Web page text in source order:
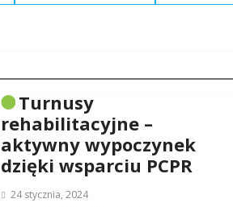
Turnusy
rehabilitacyjne –
aktywny wypoczynek
dzięki wsparciu PCPR
24 stycznia, 2024